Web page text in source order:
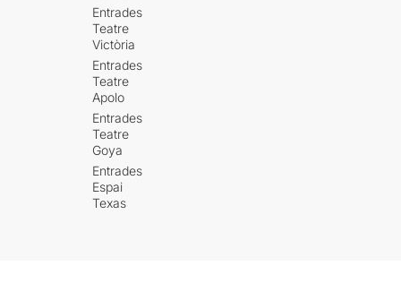
Entrades
Teatre
Victòria
Entrades
Teatre
Apolo
Entrades
Teatre
Goya
Entrades
Espai
Texas